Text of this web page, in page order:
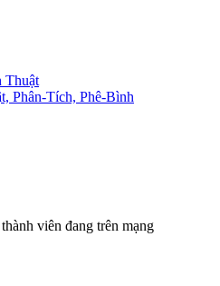
Thuật
Phân-Tích, Phê-Bình
viên đang trên mạng